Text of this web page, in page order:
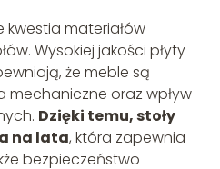
kwestia materiałów
Wysokiej jakości płyty
że meble są
mechaniczne oraz wpływ
Dzięki temu, stoły
na lata, która zapewnia
bezpieczeństwo